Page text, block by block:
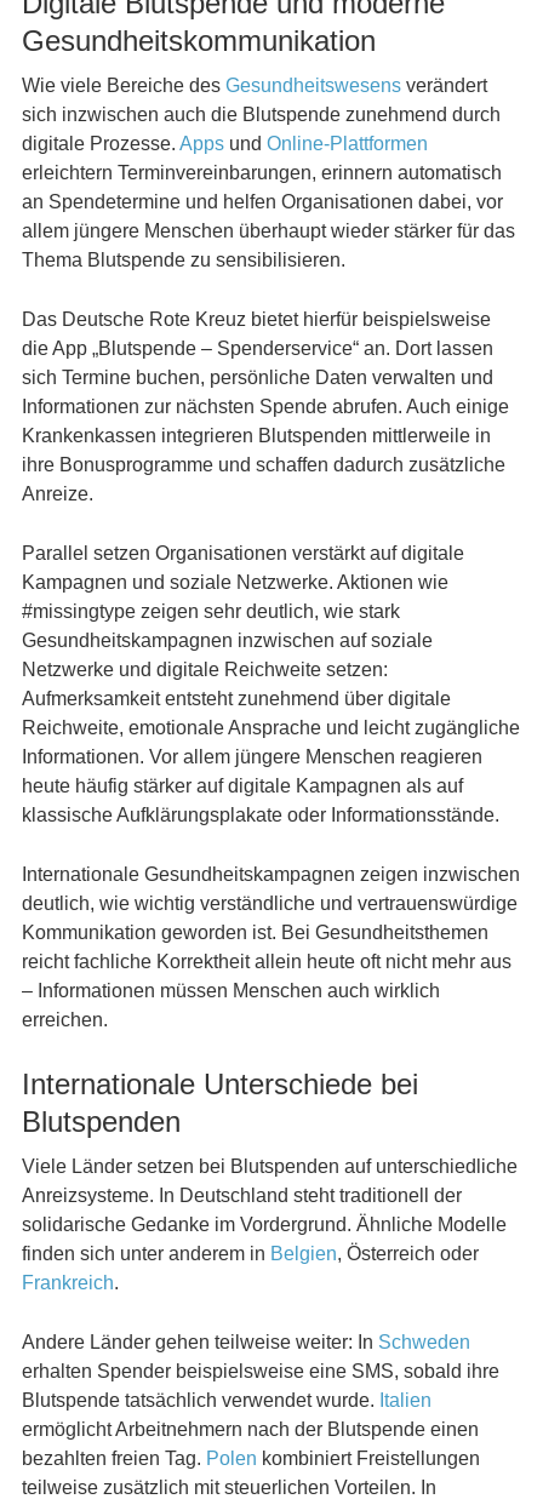
Gesundheitskommunikation
Wie viele Bereiche des Gesundheitswesensverändert
sich inzwischen auch die Blutspende zunehmend durch
digitale Prozesse. Apps und Online-Plattformen
erleichtern Terminvereinbarungen, erinnern automatisch
an Spendetermine und helfen Organisationen dabei, vor
allem jüngere Menschen überhaupt wieder stärker für das
Thema Blutspende zu sensibilisieren.
Das Deutsche Rote Kreuz bietet hierfür beispielsweise
die App „Blutspende – Spenderservice“ an. Dort lassen
sich Termine buchen, persönliche Daten verwalten und
Informationen zur nächsten Spende abrufen. Auch einige
Krankenkassen integrieren Blutspenden mittlerweile in
ihre Bonusprogramme und schaffen dadurch zusätzliche
Anreize.
Parallel setzen Organisationen verstärkt auf digitale
Kampagnen und soziale Netzwerke. Aktionen wie
#missingtype zeigen sehr deutlich, wie stark
Gesundheitskampagnen inzwischen auf soziale
Netzwerke und digitale Reichweite setzen:
Aufmerksamkeit entsteht zunehmend über digitale
Reichweite, emotionale Ansprache und leicht zugängliche
Informationen. Vor allem jüngere Menschen reagieren
heute häufig stärker auf digitale Kampagnen als auf
klassische Aufklärungsplakate oder Informationsstände.
Internationale Gesundheitskampagnen zeigen inzwischen
deutlich, wie wichtig verständliche und vertrauenswürdige
Kommunikation geworden ist. Bei Gesundheitsthemen
reicht fachliche Korrektheit allein heute oft nicht mehr aus
– Informationen müssen Menschen auch wirklich
erreichen.
Internationale Unterschiede bei
Blutspenden
Viele Länder setzen bei Blutspenden auf unterschiedliche
Anreizsysteme. In Deutschland steht traditionell der
solidarische Gedanke im Vordergrund. Ähnliche Modelle
finden sich unter anderem in Belgien, Österreich oder
Frankreich.
Andere Länder gehen teilweise weiter: In Schweden
erhalten Spender beispielsweise eine SMS, sobald ihre
Blutspende tatsächlich verwendet wurde. Italien
ermöglicht Arbeitnehmern nach der Blutspende einen
bezahlten freien Tag. Polen kombiniert Freistellungen
teilweise zusätzlich mit steuerlichen Vorteilen. In